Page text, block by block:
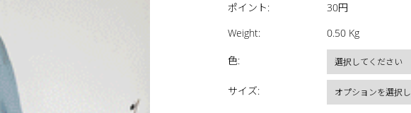
ポイント:
30円
Weight: 0.50 Kg
色:
サイズ: